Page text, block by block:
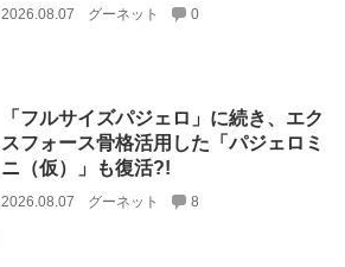
2026.08.07 グーネット 0
「フルサイズパジェロ」に続き、エク
スフォース骨格活用した「パジェロミ
ニ（仮）」も復活?!
2026.08.07 グーネット 8